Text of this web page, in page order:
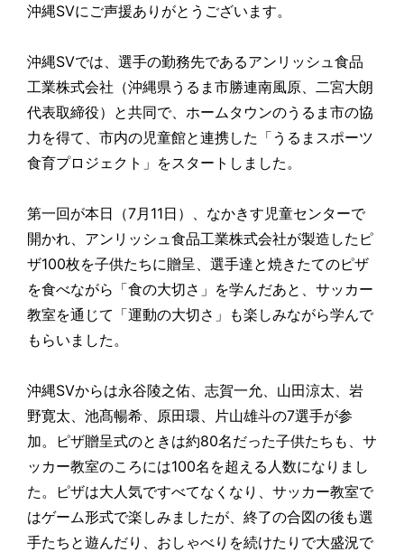
沖縄SVにご声援ありがとうございます。
沖縄SVでは、選手の勤務先であるアンリッシュ食品
工業株式会社（沖縄県うるま市勝連南風原、二宮大朗
代表取締役）と共同で、ホームタウンのうるま市の協
力を得て、市内の児童館と連携した「うるまスポーツ
食育プロジェクト」をスタートしました。
第一回が本日（7月11日）、なかきす児童センターで
開かれ、アンリッシュ食品工業株式会社が製造したピ
ザ100枚を子供たちに贈呈、選手達と焼きたてのピザ
を食べながら「食の大切さ」を学んだあと、サッカー
教室を通じて「運動の大切さ」も楽しみながら学んで
もらいました。
沖縄SVからは永谷陵之佑、志賀一允、山田涼太、岩
野寛太、池髙暢希、原田環、片山雄斗の7選手が参
加。ピザ贈呈式のときは約80名だった子供たちも、サ
ッカー教室のころには100名を超える人数になりまし
た。ピザは大人気ですべてなくなり、サッカー教室で
はゲーム形式で楽しみましたが、終了の合図の後も選
手たちと遊んだり、おしゃべりを続けたりで大盛況で